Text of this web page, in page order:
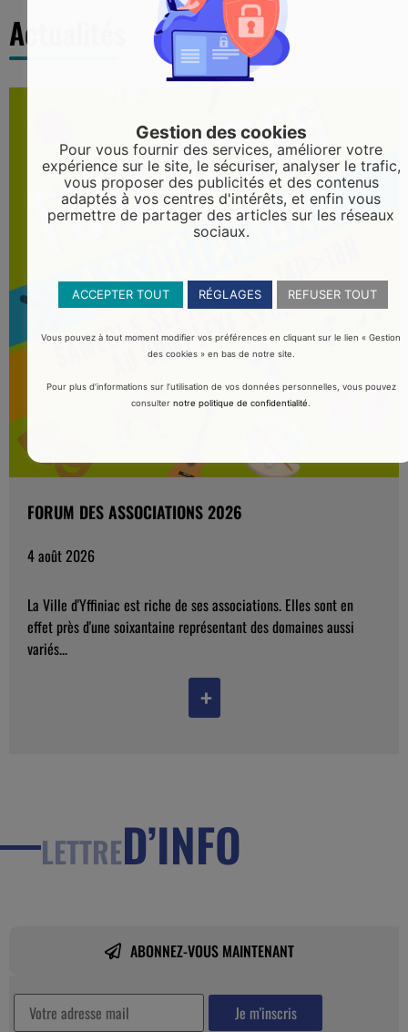
Actualités
FORUM DES ASSOCIATIONS 2026
4 août 2026
La Ville d'Yffiniac est riche de ses associations. Elles sont en
effet près d'une soixantaine représentant des domaines aussi
variés...
+
LETTRED’INFO
ABONNEZ-VOUS MAINTENANT
Gestion des cookies
Pour vous fournir des services, améliorer votre
expérience sur le site, le sécuriser, analyser le trafic,
vous proposer des publicités et des contenus
adaptés à vos centres d'intérêts, et enfin vous
permettre de partager des articles sur les réseaux
sociaux.
ACCEPTER TOUT RÉGLAGES REFUSER TOUT
Vous pouvez à tout moment modifier vos préférences en cliquant sur le lien « Gestion
des cookies » en bas de notre site.
Pour plus d’informations sur l’utilisation de vos données personnelles, vous pouvez
consulternotre politique de confidentialité.